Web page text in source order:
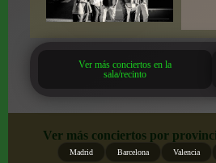
Ver más conciertos en la
sala/recinto
Ver más conciertos por
Madrid Barcelona Valencia